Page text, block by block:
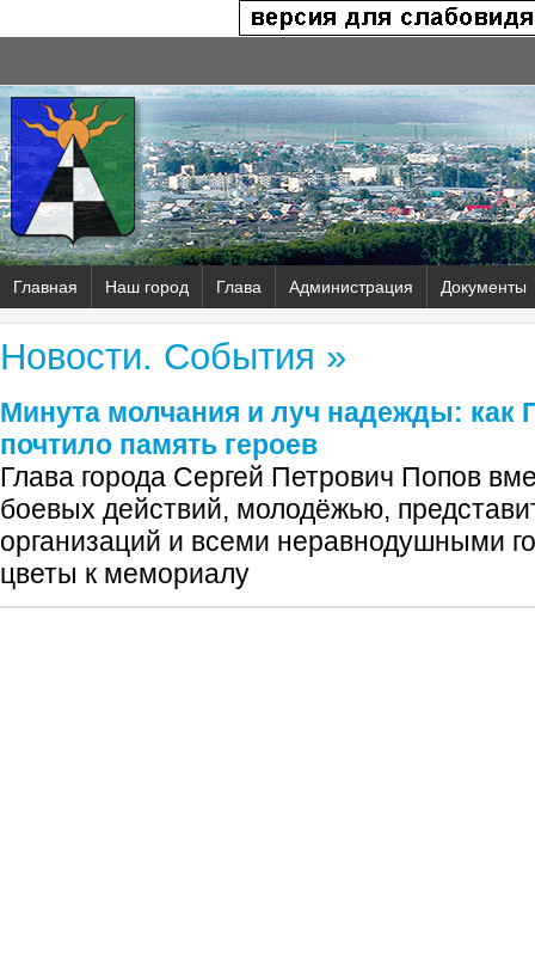
Главная Наш город Глава Администрация Документы
Новости. События »
Минута молчания и луч надежды: как
почтило память героев
Глава города Сергей Петрович Попов
боевых действий, молодёжью,
организаций и всеми неравнодушными
цветы к мемориалу